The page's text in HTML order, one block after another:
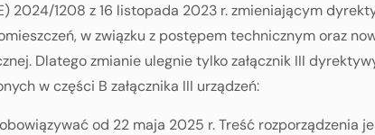
2024/1208 z 16 listopada 2023 r. zmieniającym
w związku z postępem technicznym oraz
Dlatego zmianie ulegnie tylko załącznik III
w części B załącznika III urządzeń:
od 22 maja 2025 r. Treść